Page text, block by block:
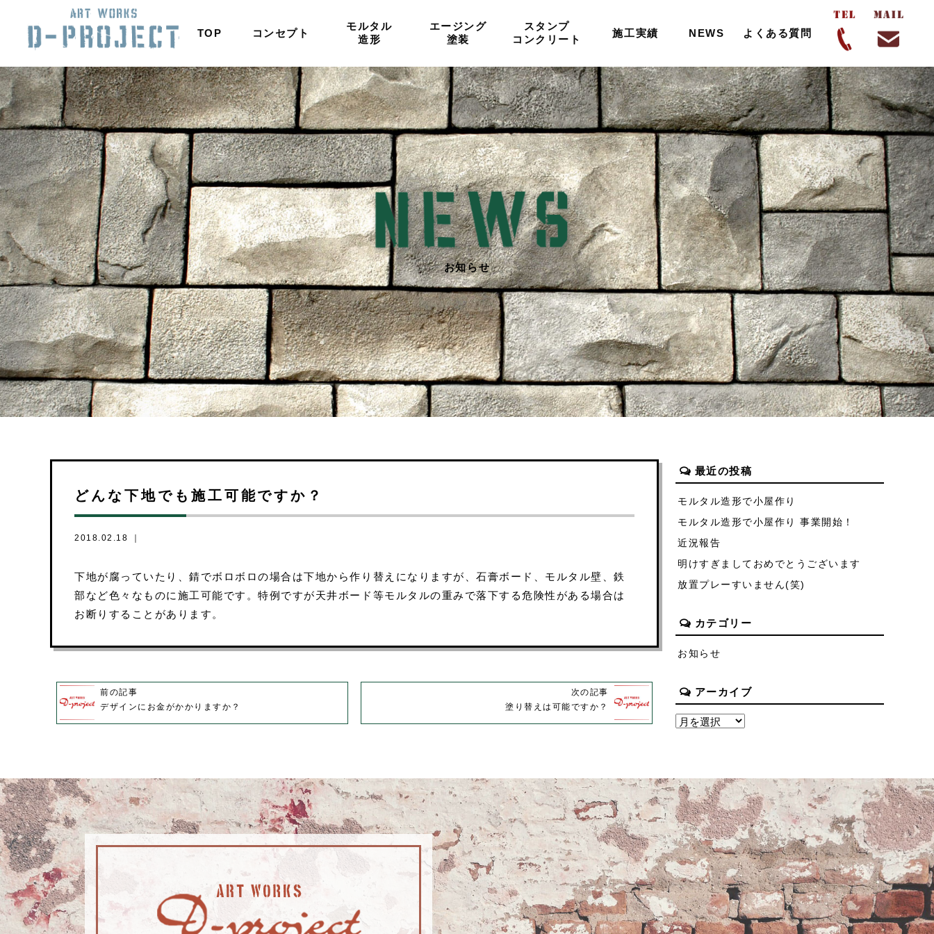
TOP コンセプト
モルタル
造形
エージング
塗装
スタンプ
コンクリート
施工実績 NEWS よくある質問
お知らせ
どんな下地でも施工可能ですか？
2018.02.18 ｜
下地が腐っていたり、錆でボロボロの場合は下地から作り替えになりますが、石膏ボード、モルタル壁、鉄
部など色々なものに施工可能です。特例ですが天井ボード等モルタルの重みで落下する危険性がある場合は
お断りすることがあります。
前の記事
デザインにお金がかかりますか？
次の記事
塗り替えは可能ですか？
最近の投稿
モルタル造形で小屋作り
モルタル造形で小屋作り 事業開始！
近況報告
明けすぎましておめでとうございます
放置プレーすいません(笑)
カテゴリー
お知らせ
アーカイブ